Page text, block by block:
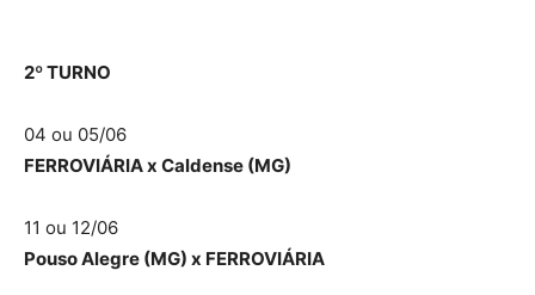
2º TURNO
04 ou 05/06
FERROVIÁRIA x Caldense (MG)
11 ou 12/06
Pouso Alegre (MG) x FERROVIÁRIA